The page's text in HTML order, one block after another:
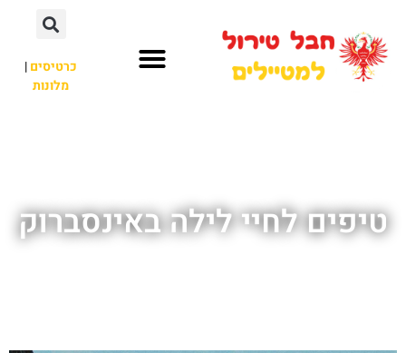
כרטיסים|
מלונות
טיפים לחיי לילה באינסברוק